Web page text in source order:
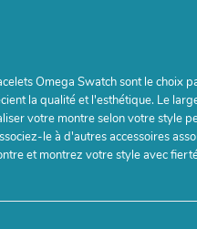
Omega Swatch sont le choix
la qualité et l'esthétique. Le
votre montre selon votre style
le à d'autres accessoires
et montrez votre style avec